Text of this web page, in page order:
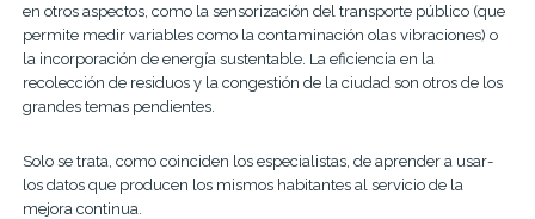
en otros aspectos, como la sensorización del transporte público (que
permite medir variables como la contaminación olas vibraciones) o
la incorporación de energía sustentable. La eficiencia en la
recolección de residuos y la congestión de la ciudad son otros de los
grandes temas pendientes.
Solo se trata, como coinciden los especialistas, de aprender a usar-
los datos que producen los mismos habitantes al servicio de la
mejora continua.